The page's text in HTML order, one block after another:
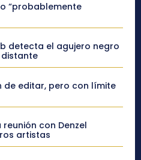
“probablemente
detecta el agujero negro
de editar, pero con límite
con Denzel
artistas